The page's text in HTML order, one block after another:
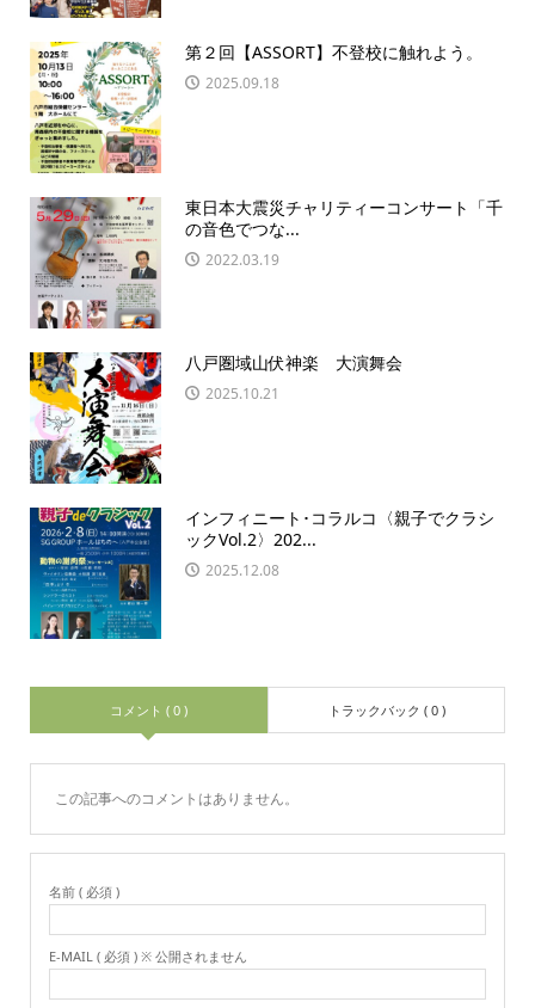
第２回【ASSORT】不登校に触れよう。
2025.09.18
東日本大震災チャリティーコンサート「千
の音色でつな...
2022.03.19
八戸圏域山伏神楽 大演舞会
2025.10.21
インフィニート･コラルコ〈親子でクラシ
ックVol.2〉202...
2025.12.08
コメント ( 0 ) トラックバック ( 0 )
この記事へのコメントはありません。
名前 ( 必須 )
E-MAIL ( 必須 ) ※ 公開されません